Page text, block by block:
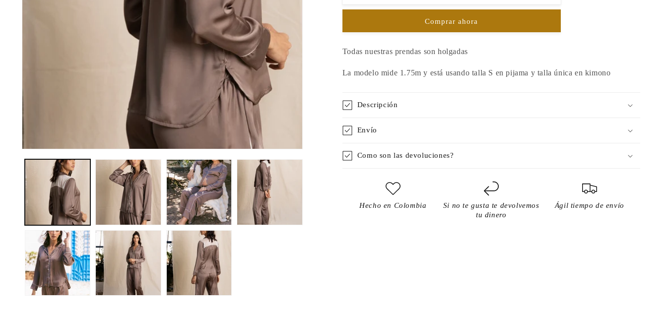
Comprar ahora
Todas nuestras prendas son holgadas
La modelo mide 1.75m y está usando talla S en pijama y talla única en kimono
Descripción
Envío
Como son las devoluciones?
Hecho en Colombia
Si no te gusta te devolvemos
tu dinero
Ágil tiempo de envío